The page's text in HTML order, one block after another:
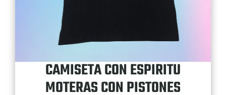
CAMISETA CON ESPIRITU
MOTERAS CON PISTONES